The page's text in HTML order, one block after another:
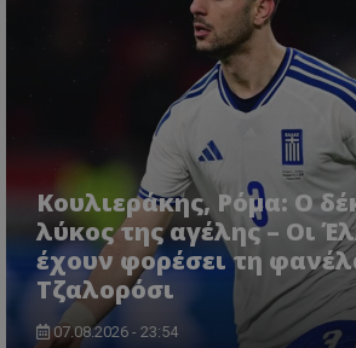
Κουλιεράκης, Ρόμα: Ο
λύκος της αγέλης – Οι
έχουν φορέσει τη
Τζαλορόσι
07.08.2026 - 23:54